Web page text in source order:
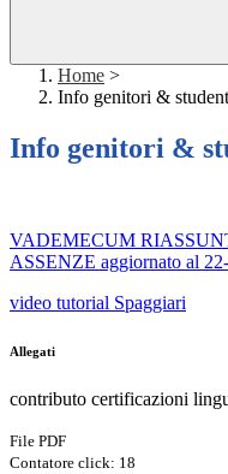
Home >
Info genitori &
Info genitori &
VADEMECUM
ASSENZE aggiornato al
video tutorial Spaggiari
Allegati
contributo certificazioni
File PDF
Contatore click: 18